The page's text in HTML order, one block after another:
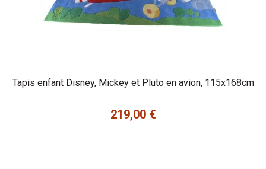
Tapis enfant Disney, Mickey et Pluto en avion, 115x168cm
Prix
219,00 €